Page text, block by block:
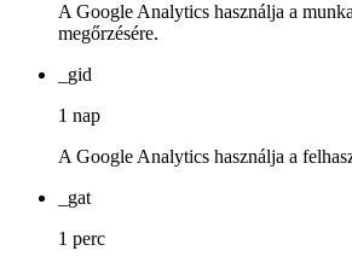
A Google Analytics használja a
megőrzésére.
_gid
1 nap
A Google Analytics használja a
_gat
1 perc